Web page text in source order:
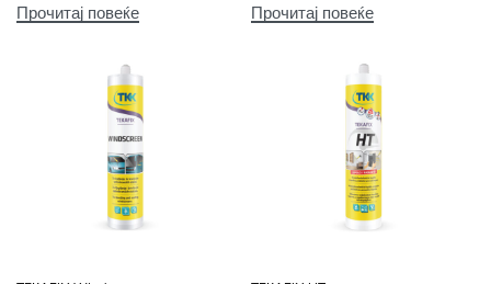
Прочитај повеќе Прочитај повеќе